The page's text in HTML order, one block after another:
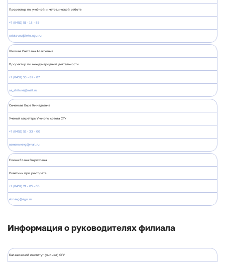
Проректор по учебной и методической работе
+7 (8452) 51 - 18 - 85
udalovsv@info.sgu.ru
Шилова Светлана Алексеевна
Проректор по международной деятельности
+7 (8452) 50 - 87 - 07
sa_shilova@mail.ru
Семенова Вера Геннадьевна
Ученый секретарь Ученого совета СГУ
+7 (8452) 52 - 33 - 00
semenovavg@mail.ru
Елина Елена Генриховна
Советник при ректорате
+7 (8452) 21 - 05 - 05
elinaeg@sgu.ru
Информация о руководителях филиала
Балашовский институт (филиал) СГУ